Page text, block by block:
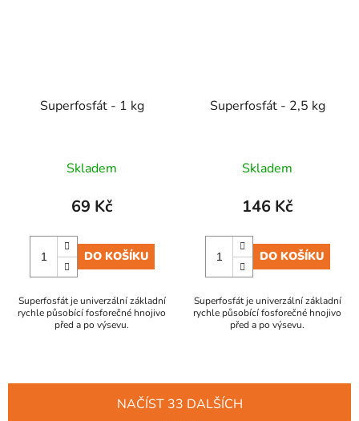
Superfosfát - 1 kg
Skladem
69 Kč
DO KOŠÍKU
Superfosfát je univerzální základní
rychle působící fosforečné hnojivo
před a po výsevu.
Superfosfát - 2,5 kg
Skladem
146 Kč
DO KOŠÍKU
Superfosfát je univerzální základní
rychle působící fosforečné hnojivo
před a po výsevu.
NAČÍST 33 DALŠÍCH